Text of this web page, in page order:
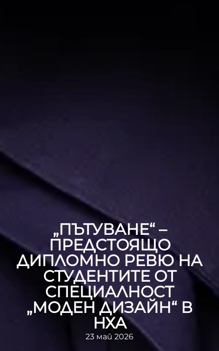
„ПЪТУВАНЕ“ –
ПРЕДСТОЯЩО
ДИПЛОМНО РЕВЮ НА
СТУДЕНТИТЕ ОТ
СПЕЦИАЛНОСТ
„МОДЕН ДИЗАЙН“ В
НХА
23 май 2026